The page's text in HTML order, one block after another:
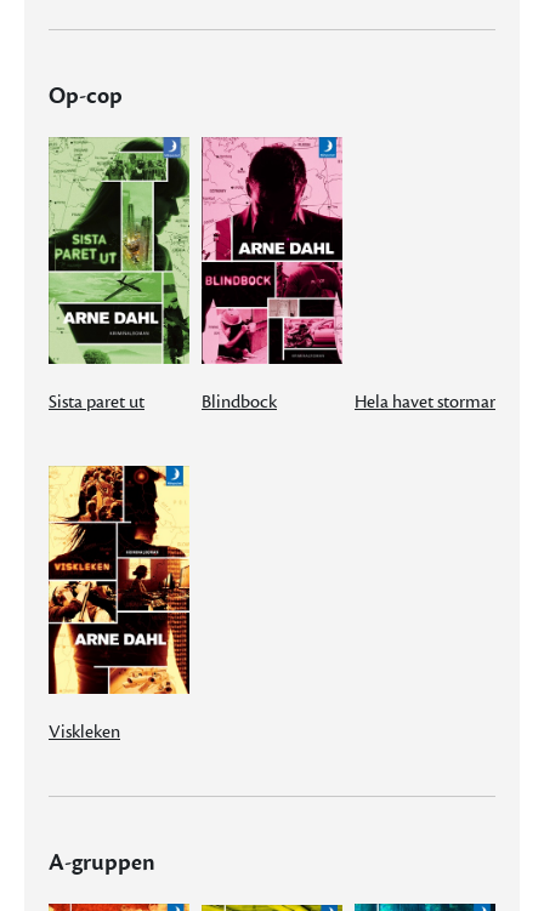
Op-cop
Sista paret ut Blindbock Hela havet stormar
Viskleken
A-gruppen